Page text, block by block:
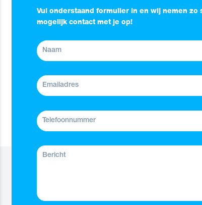
Vul onderstaand formulier in en wij nemen zo
mogelijk contact met je op!